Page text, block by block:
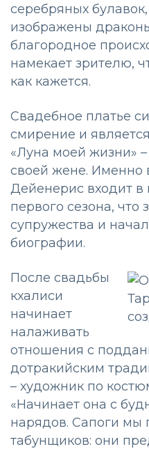
серебряных
изображены
благородное
намекает зрителю,
как кажется.
Свадебное платье
смирение и
«Луна моей жизни»
своей жене. Именно
Дейенерис входит в
первого сезона, что
супружества и
биографии.
После свадьбы
кхалиси
начинает
налаживать
отношения с
дотракийским
– художник по
«Начинает она с
нарядов. Сапоги мы
табунщиков: они